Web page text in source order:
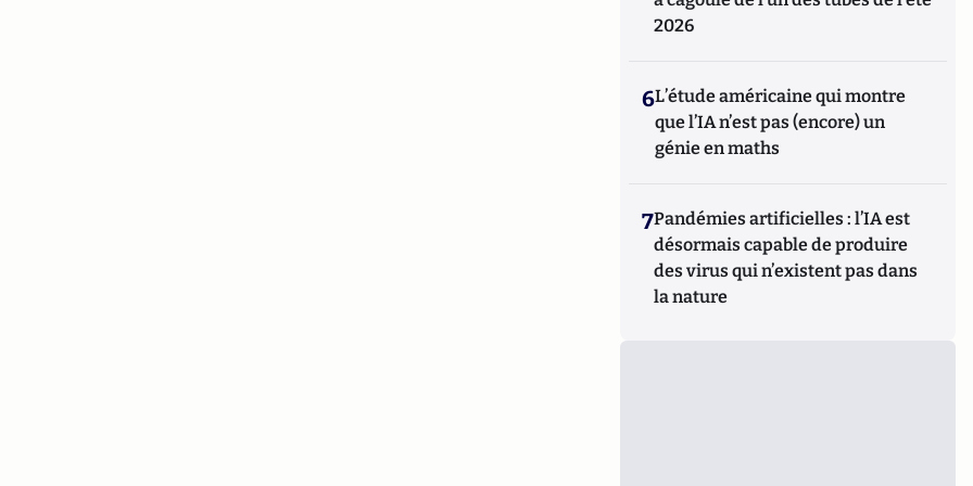
2026
6L’étude américaine qui montre
que l’IA n’est pas (encore) un
génie en maths
7Pandémies artificielles : l’IA est
désormais capable de produire
des virus qui n’existent pas dans
la nature